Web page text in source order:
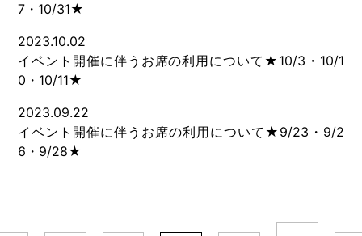
7・10/31★
2023.10.02
イベント開催に伴うお席の利用について★10/3・10/1
0・10/11★
2023.09.22
イベント開催に伴うお席の利用について★9/23・9/2
6・9/28★